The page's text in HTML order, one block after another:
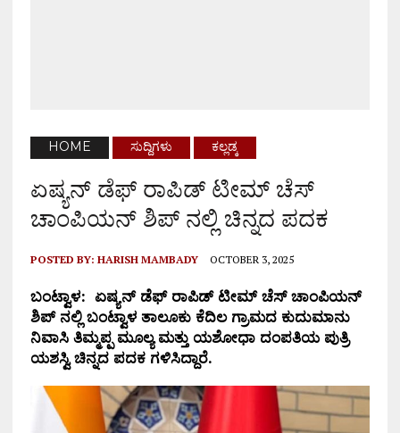
HOME ಸುದ್ದಿಗಳು ಕಲ್ಲಡ್ಕ
ಏಷ್ಯನ್ ಡೆಫ್ ರಾಪಿಡ್ ಟೀಮ್ ಚೆಸ್
ಚಾಂಪಿಯನ್ ಶಿಪ್ ನಲ್ಲಿ ಚಿನ್ನದ ಪದಕ
POSTED BY: HARISH MAMBADY OCTOBER 3, 2025
ಬಂಟ್ವಾಳ: ಏಷ್ಯನ್ ಡೆಫ್ ರಾಪಿಡ್ ಟೀಮ್ ಚೆಸ್ ಚಾಂಪಿಯನ್
ಶಿಪ್ ನಲ್ಲಿ ಬಂಟ್ವಾಳ ತಾಲೂಕು ಕೆದಿಲ ಗ್ರಾಮದ ಕುದುಮಾನು
ನಿವಾಸಿ ತಿಮ್ಮಪ್ಪ ಮೂಲ್ಯ ಮತ್ತು ಯಶೋಧಾ ದಂಪತಿಯ ಪುತ್ರಿ
ಯಶಸ್ವಿ ಚಿನ್ನದ ಪದಕ ಗಳಿಸಿದ್ದಾರೆ.